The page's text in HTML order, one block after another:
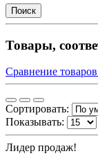
Товары,
Сравнение
Сортировать:
Показывать:
Лидер продаж!